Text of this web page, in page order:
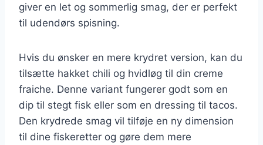
giver en let og sommerlig smag, der er perfekt
til udendørs spisning.
Hvis du ønsker en mere krydret version, kan du
tilsætte hakket chili og hvidløg til din creme
fraiche. Denne variant fungerer godt som en
dip til stegt fisk eller som en dressing til tacos.
Den krydrede smag vil tilføje en ny dimension
til dine fiskeretter og gøre dem mere